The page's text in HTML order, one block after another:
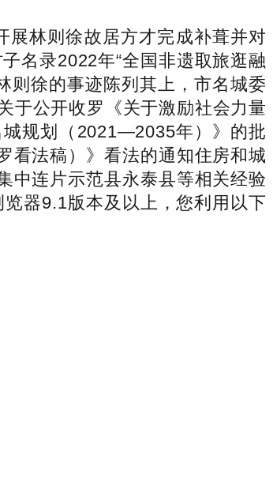
林则徐故居方才完成补葺并对
名录2022年“全国非遗取旅逛融
则徐的事迹陈列其上，市名城委
于公开收罗《关于激励社会力量
规划（2021—2035年）》的批
看法稿）》看法的通知住房和城
中连片示范县永泰县等相关经验
览器9.1版本及以上，您利用以下